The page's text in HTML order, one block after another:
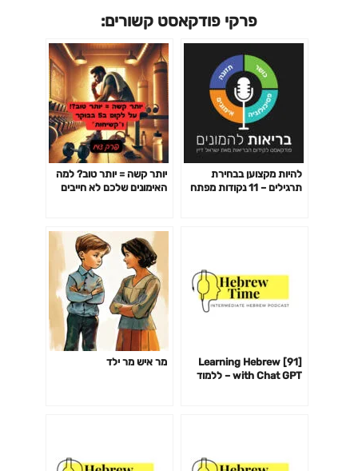
פרקי פודקאסט קשורים:
להיות מקצוען בבחירת
תרגילים – 11 נקודות מפתח
יותר קשה = יותר טוב? למה
האימונים שלכם לא חייבים
[91] Learning Hebrew
with Chat GPT – ללמוד
מר איש מר ילד